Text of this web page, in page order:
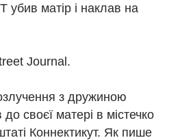
убив матір і наклав на
Journal.
з дружиною
своєї матері в містечко
Коннектикут. Як пише